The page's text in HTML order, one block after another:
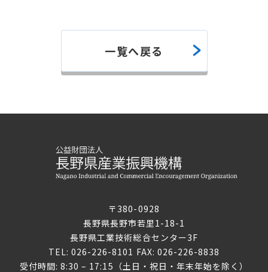
一覧へ戻る
〒380-0928
長野県長野市若里1-18-1
長野県工業技術総合センター3F
TEL: 026-226-8101 FAX: 026-226-8838
受付時間: 8:30 – 17:15（土日・祝日・年末年始を除く）